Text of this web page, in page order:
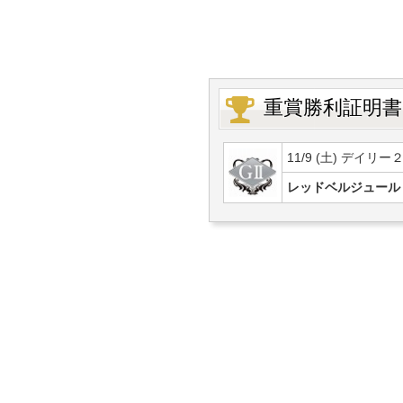
重賞勝利証明書
11/9 (土) デイリー
レッドベルジュール